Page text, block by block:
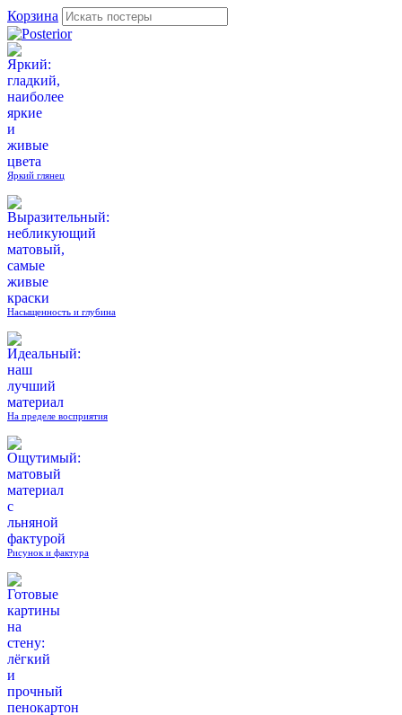
Корзина
Яркий глянец
Насыщенность и глубина
На пределе восприятия
Рисунок и фактура